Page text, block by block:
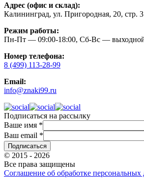
Адрес (офис и склад):
Калининград, ул. Пригородная, 20, стр. 3
Режим работы:
Пн-Пт — 09:00-18:00, Сб-Вс —
Номер телефона:
8 (499) 113-28-99
Email:
info@znaki99.ru
Подписаться на рассылку
Ваше имя *
Ваш email *
© 2015 - 2026
Все права защищены
Соглашение об обработке